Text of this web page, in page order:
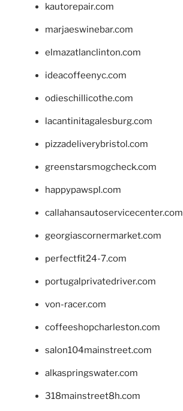
kautorepair.com
marjaeswinebar.com
elmazatlanclinton.com
ideacoffeenyc.com
odieschillicothe.com
lacantinitagalesburg.com
pizzadeliverybristol.com
greenstarsmogcheck.com
happypawspl.com
callahansautoservicecenter.com
georgiascornermarket.com
perfectfit24-7.com
portugalprivatedriver.com
von-racer.com
coffeeshopcharleston.com
salon104mainstreet.com
alkaspringswater.com
318mainstreet8h.com